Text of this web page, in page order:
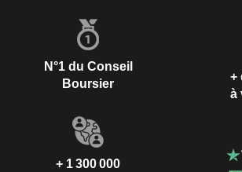
N°1 du Conseil
Boursier
+
à
+ 1 300 000